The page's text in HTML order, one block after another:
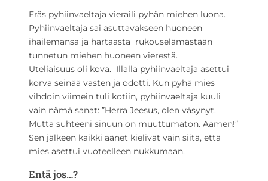
Eräs pyhiinvaeltaja vieraili pyhän miehen luona.
Pyhiinvaeltaja sai asuttavakseen huoneen
ihailemansa ja hartaasta rukouselämästään
tunnetun miehen huoneen vierestä.
Uteliaisuus oli kova. Illalla pyhiinvaeltaja asettui
korva seinää vasten ja odotti. Kun pyhä mies
vihdoin viimein tuli kotiin, pyhiinvaeltaja kuuli
vain nämä sanat: ”Herra Jeesus, olen väsynyt.
Mutta suhteeni sinuun on muuttumaton. Aamen!”
Sen jälkeen kaikki äänet kielivät vain siitä, että
mies asettui vuoteelleen nukkumaan.
Entä jos…?